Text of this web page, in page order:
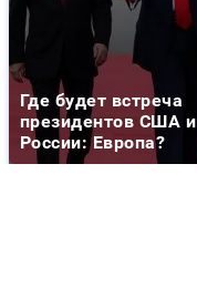
Где будет встреча
президентов США и
России: Европа?